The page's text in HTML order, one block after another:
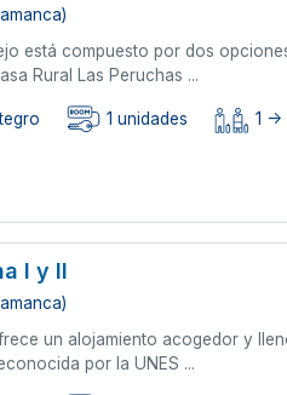
está compuesto por dos
Rural Las Peruchas ...
1 unidades 1 -
I y II
un alojamiento acogedor y
por la UNES ...